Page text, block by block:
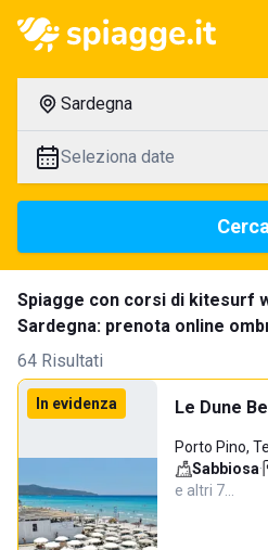
Sardegna
Seleziona date
Cerca
Spiagge con corsi di kitesurf
Sardegna: prenota online
64 Risultati
In evidenza Le Dune
Porto Pino,
Sabbiosa·
e altri 7…